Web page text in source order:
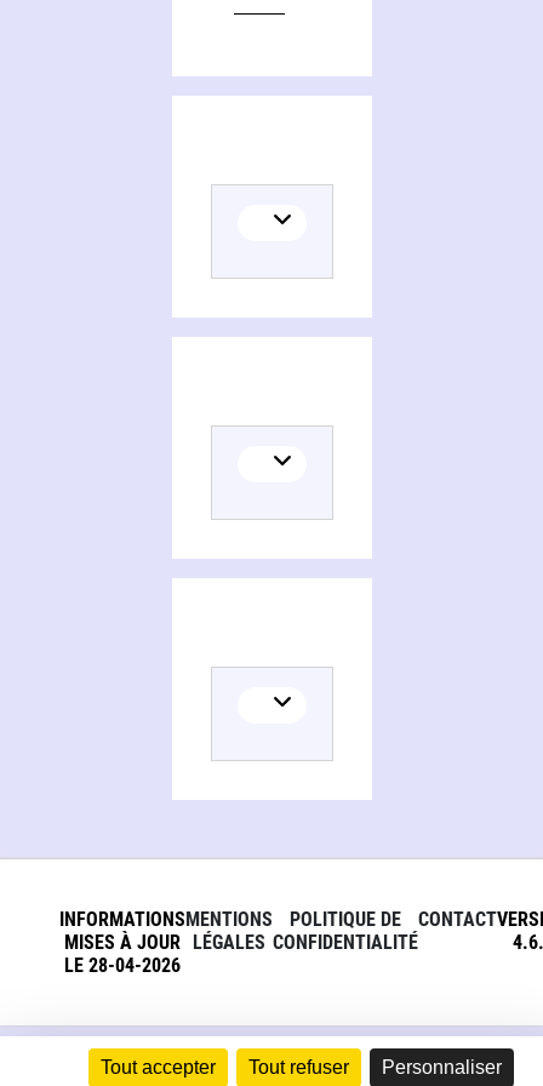
Tout accepter Tout refuser Personnaliser
INFORMATIONS
MISES À JOUR
LE 28-04-2026
MENTIONS
LÉGALES
POLITIQUE DE
CONFIDENTIALITÉ
CONTACT